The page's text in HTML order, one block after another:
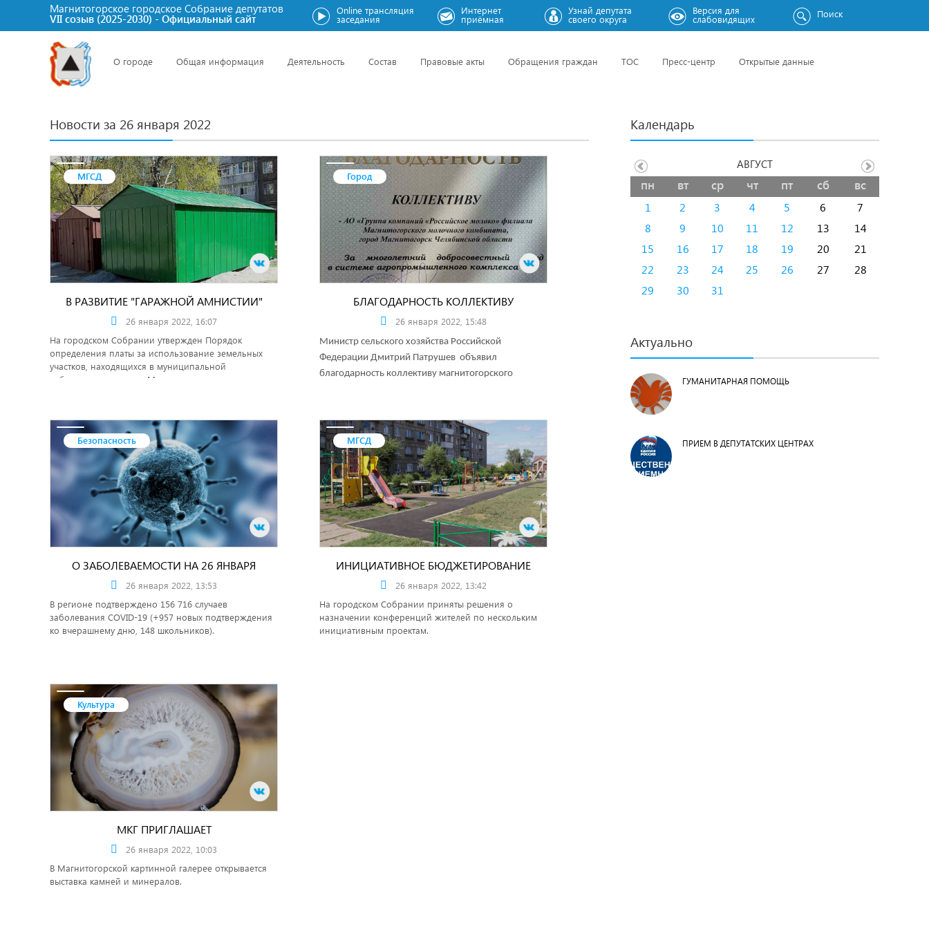
Магнитогорское городское Cобрание депутатов
VII созыв (2025-2030) - Официальный сайт
Online трансляция
заседания
Интернет
приёмная
Узнай депутата
своего округа
Версия для
слабовидящих Поиск
О городе Общая информация Деятельность Состав Правовые акты Обращения граждан ТОС Пресс-центр Открытые данные
Новости за 26 января 2022
МГСД
В РАЗВИТИЕ "ГАРАЖНОЙ АМНИСТИИ"
26 января 2022, 16:07
На городском Собрании утвержден Порядок
определения платы за использование земельных
участков, находящихся в муниципальной
собственности города Магнитогорска, для
города Магнитогорска.
Город
БЛАГОДАРНОСТЬ КОЛЛЕКТИВУ
26 января 2022, 15:48
Министр сельского хозяйства Российской
Федерации Дмитрий Патрушев объявил
благодарность коллективу магнитогорского
Безопасность
О ЗАБОЛЕВАЕМОСТИ НА 26 ЯНВАРЯ
26 января 2022, 13:53
В регионе подтверждено 156 716 случаев
заболевания COVID-19 (+957 новых подтверждения
ко вчерашнему дню, 148 школьников).
МГСД
ИНИЦИАТИВНОЕ БЮДЖЕТИРОВАНИЕ
26 января 2022, 13:42
На городском Собрании приняты решения о
назначении конференций жителей по нескольким
инициативным проектам.
Культура
МКГ ПРИГЛАШАЕТ
26 января 2022, 10:03
В Магнитогорской картинной галерее открывается
выставка камней и минералов.
Календарь
пн вт ср чт пт сб вс
1 2 3 4 5 6
7
8
9 10 11 12 13
14
15
16 17 18 19 20
21
22
23 24 25 26 27
28
29
30 31
АВГУСТ
Актуально
ГУМАНИТАРНАЯ ПОМОЩЬ
ПРИЕМ В ДЕПУТАТСКИХ ЦЕНТРАХ